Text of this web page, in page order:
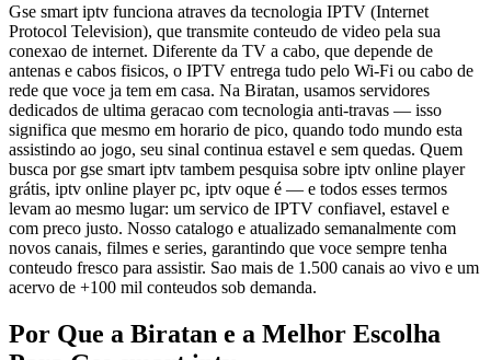
Gse smart iptv funciona atraves da tecnologia IPTV (Internet
Protocol Television), que transmite conteudo de video pela sua
conexao de internet. Diferente da TV a cabo, que depende de
antenas e cabos fisicos, o IPTV entrega tudo pelo Wi-Fi ou cabo de
rede que voce ja tem em casa. Na Biratan, usamos servidores
dedicados de ultima geracao com tecnologia anti-travas — isso
significa que mesmo em horario de pico, quando todo mundo esta
assistindo ao jogo, seu sinal continua estavel e sem quedas. Quem
busca por gse smart iptv tambem pesquisa sobre iptv online player
grátis, iptv online player pc, iptv oque é — e todos esses termos
levam ao mesmo lugar: um servico de IPTV confiavel, estavel e
com preco justo. Nosso catalogo e atualizado semanalmente com
novos canais, filmes e series, garantindo que voce sempre tenha
conteudo fresco para assistir. Sao mais de 1.500 canais ao vivo e um
acervo de +100 mil conteudos sob demanda.
Por Que a Biratan e a Melhor Escolha